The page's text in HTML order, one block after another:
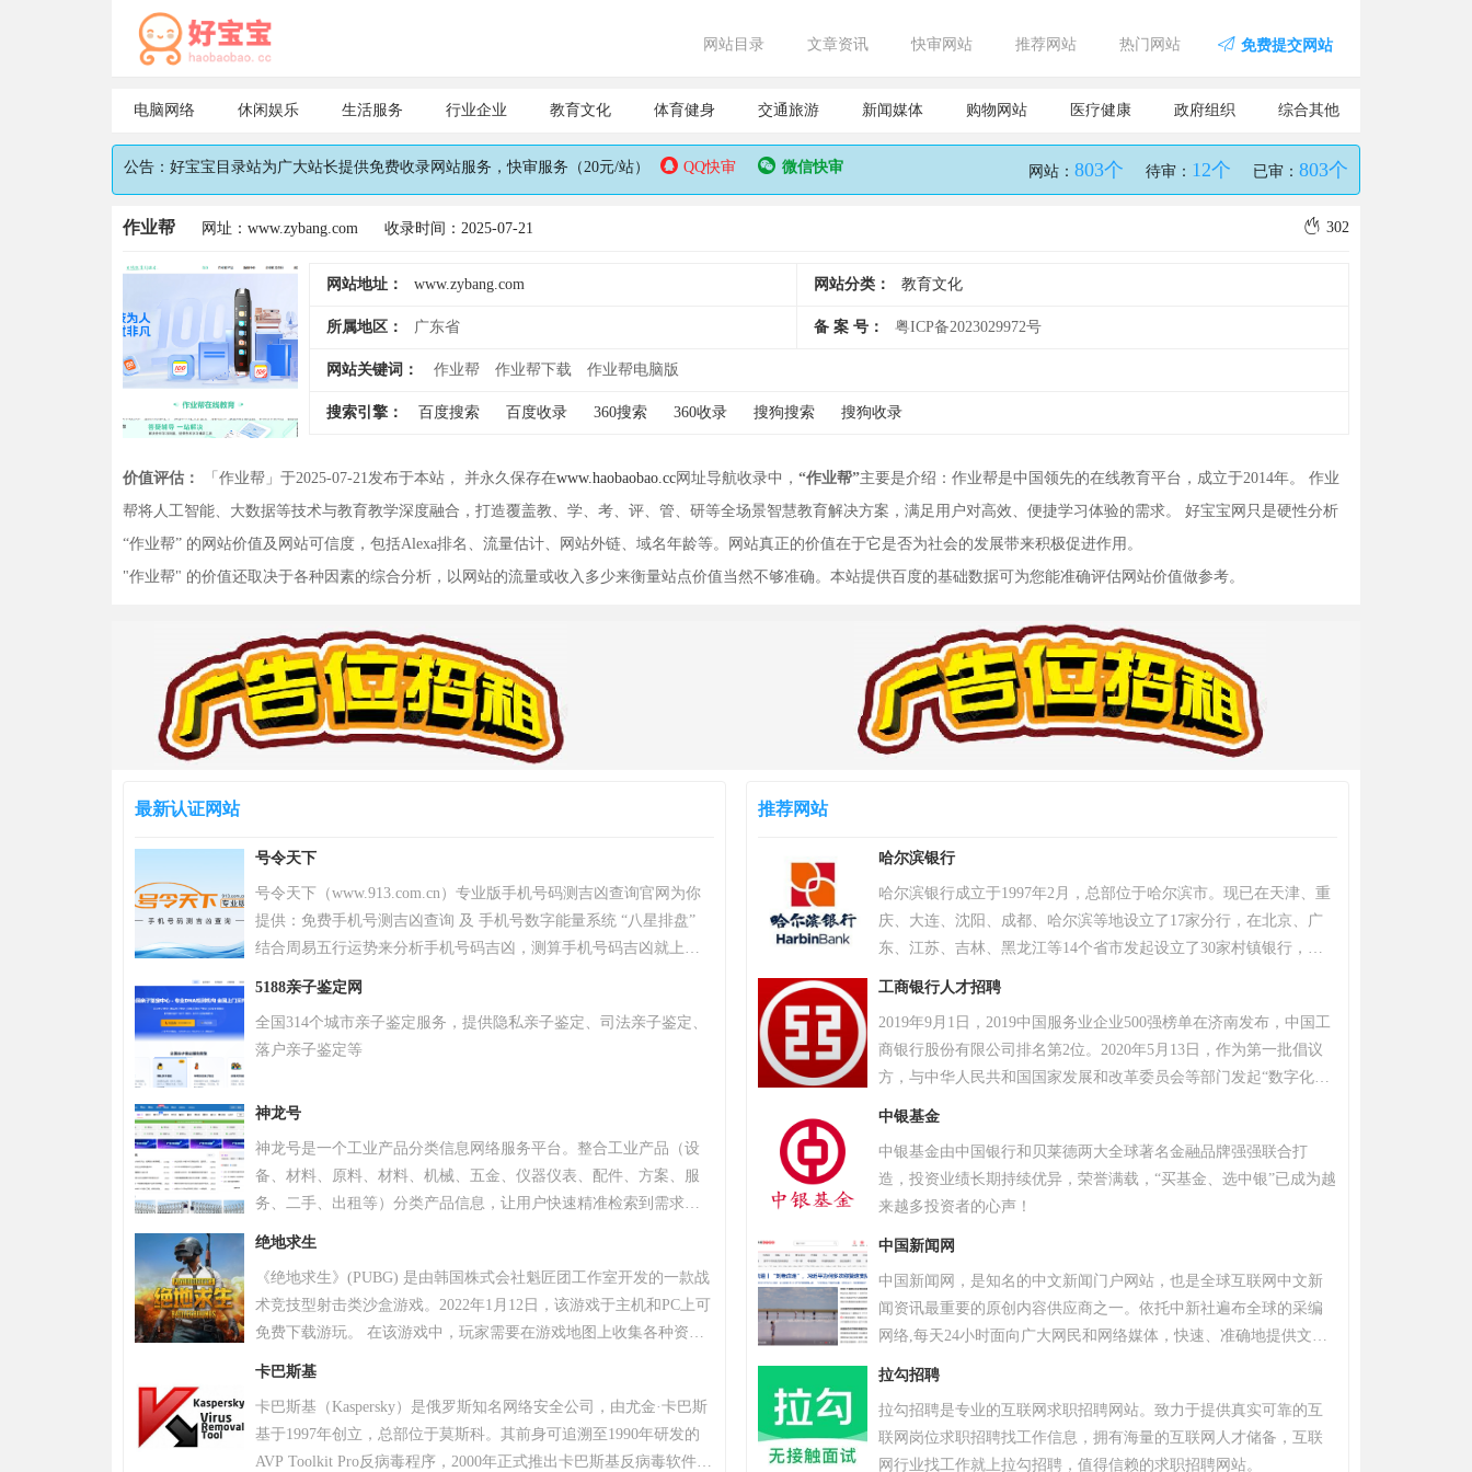
网站目录 文章资讯 快审网站 推荐网站 热门网站 免费提交网站
电脑网络 休闲娱乐 生活服务 行业企业 教育文化 体育健身 交通旅游 新闻媒体 购物网站 医疗健康 政府组织 综合其他
公告：好宝宝目录站为广大站长提供免费收录网站服务，快审服务（20元/站） QQ快审 微信快审 网站： 803个 待审： 12个 已审： 803个
作业帮 网址：www.zybang.com 收录时间：2025-07-21 302
网站地址： www.zybang.com 网站分类： 教育文化
所属地区： 广东省 备 案 号： 粤ICP备2023029972号
网站关键词： 作业帮 作业帮下载 作业帮电脑版
搜索引擎： 百度搜索 百度收录 360搜索 360收录 搜狗搜索 搜狗收录
价值评估： 「作业帮」于2025-07-21发布于本站， 并永久保存在www.haobaobao.cc网址导航收录中， “作业帮”主要是介绍：作业帮是中国领先的在线教育平台，成立于2014年。 作业
帮将人工智能、大数据等技术与教育教学深度融合，打造覆盖教、学、考、评、管、研等全场景智慧教育解决方案，满足用户对高效、便捷学习体验的需求。 好宝宝网只是硬性分析
“作业帮” 的网站价值及网站可信度，包括Alexa排名、流量估计、网站外链、域名年龄等。网站真正的价值在于它是否为社会的发展带来积极促进作用。
"作业帮" 的价值还取决于各种因素的综合分析，以网站的流量或收入多少来衡量站点价值当然不够准确。本站提供百度的基础数据可为您能准确评估网站价值做参考。
最新认证网站
号令天下
号令天下（www.913.com.cn）专业版手机号码测吉凶查询官网为你
提供：免费手机号测吉凶查询 及 手机号数字能量系统 “八星排盘”
结合周易五行运势来分析手机号码吉凶，测算手机号码吉凶就上号
令天下官网手机号码测吉凶查询系统，专业最新版、超准，靠谱！
5188亲子鉴定网
全国314个城市亲子鉴定服务，提供隐私亲子鉴定、司法亲子鉴定、
落户亲子鉴定等
神龙号
神龙号是一个工业产品分类信息网络服务平台。整合工业产品（设
备、材料、原料、材料、机械、五金、仪器仪表、配件、方案、服
务、二手、出租等）分类产品信息，让用户快速精准检索到需求产
品信息。同时设有产品排行 榜单、产品品牌、品牌排行、行业专
式宣传企业产品或服务，获得更多商机。
绝地求生
《绝地求生》(PUBG) 是由韩国株式会社魁匠团工作室开发的一款战
术竞技型射击类沙盒游戏。2022年1月12日，该游戏于主机和PC上可
免费下载游玩。 在该游戏中，玩家需要在游戏地图上收集各种资
源，并在不断缩小的安全区域内对抗其他玩家，让自己生存到最后
奖，且打破了7项吉尼斯纪录。 2018年8月9日，《绝地求生》官方宣
布，将开启“百日行动”，进行持续数月的自查运动，为玩家提供一个
卡巴斯基
卡巴斯基（Kaspersky）是俄罗斯知名网络安全公司，由尤金·卡巴斯
基于1997年创立，总部位于莫斯科。其前身可追溯至1990年研发的
AVP Toolkit Pro反病毒程序，2000年正式推出卡巴斯基反病毒软件。
推荐网站
哈尔滨银行
哈尔滨银行成立于1997年2月，总部位于哈尔滨市。现已在天津、重
庆、大连、沈阳、成都、哈尔滨等地设立了17家分行，在北京、广
东、江苏、吉林、黑龙江等14个省市发起设立了30家村镇银行，发
起设立东北地区第一家金融租赁公司——哈银金融租赁有限责任公
任公司。截至2022年12月31日，哈尔滨银行（集团）拥有营业机构
389家，分支机构遍布全国七大行政区。2014年3月31日，哈尔滨银
行在香港联合交易所主板成功上市（股票代号：06138.HK），是中
国第三家登陆香港资本市场的城市商业银行，也是中国东北地区第
一家上市的商业银行。
工商银行人才招聘
2019年9月1日，2019中国服务业企业500强榜单在济南发布，中国工
商银行股份有限公司排名第2位。2020年5月13日，作为第一批倡议
方，与中华人民共和国国家发展和改革委员会等部门发起“数字化转
型伙伴行动”倡议；7月，2020年《财富》中国500强，中国工商银行
行榜，中国工商银行股份有限公司排名第7位； 同年，在《财富》世
界500强排名第20位。 2024年9月11日，“中国企业500强”榜单公布，
中国工商银行股份有限公司列第5位。2025年7月，2025年度“AAA全
球可持续基础设施奖项”评选结果公布，中国工商银行凭借在“走出
去”与“一带一路”金融服务领域的优异表现，获评“中国最佳项目融资
银行”。 2025年《财富》世界500强排行榜，中国工商银行股份有限
公司排名第26位。
中银基金
中银基金由中国银行和贝莱德两大全球著名金融品牌强强联合打
造，投资业绩长期持续优异，荣誉满载，“买基金、选中银”已成为越
来越多投资者的心声！
中国新闻网
中国新闻网，是知名的中文新闻门户网站，也是全球互联网中文新
闻资讯最重要的原创内容供应商之一。依托中新社遍布全球的采编
网络,每天24小时面向广大网民和网络媒体，快速、准确地提供文
字、图片、视频等多样化的资讯服务。在新闻报道方面，中新网动
量转载。
拉勾招聘
拉勾招聘是专业的互联网求职招聘网站。致力于提供真实可靠的互
联网岗位求职招聘找工作信息，拥有海量的互联网人才储备，互联
网行业找工作就上拉勾招聘，值得信赖的求职招聘网站。